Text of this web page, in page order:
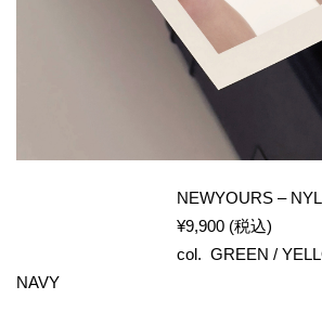
NEWYOURS – NYLON
¥9,900 (税込)
col. GREEN / YELLOW /
NAVY